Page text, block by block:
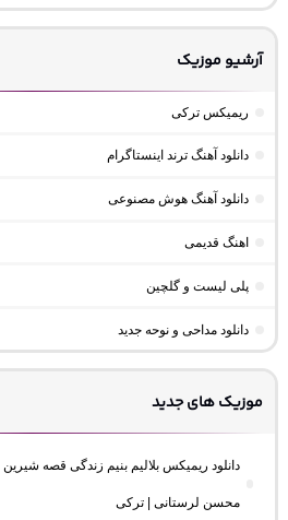
آرشیو موزیک
ریمیکس ترکی
دانلود آهنگ ترند اینستاگرام
دانلود آهنگ هوش مصنوعی
اهنگ قدیمی
پلی لیست و گلچین
دانلود مداحی و نوحه جدید
موزیک های جدید
دانلود ریمیکس بلالیم بنیم زندگی قصه
محسن لرستانی | ترکی